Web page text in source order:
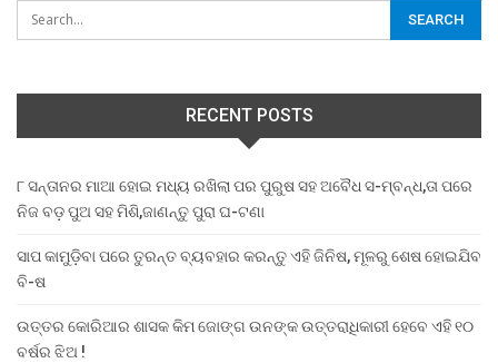
RECENT POSTS
୮ ସନ୍ତାନର ମାଆ ହୋଇ ମଧ୍ୟ ରଖିଲା ପର ପୁରୁଷ ସହ ଅବୈଧ ସ-ମ୍ବନ୍ଧ,ତା ପରେ
ନିଜ ବଡ଼ ପୁଅ ସହ ମିଶି,ଜାଣନ୍ତୁ ପୁରା ଘ-ଟଣା
ସାପ କାମୁଡ଼ିବା ପରେ ତୁରନ୍ତ ବ୍ୟବହାର କରନ୍ତୁ ଏହି ଜିନିଷ, ମୂଳରୁ ଶେଷ ହୋଇଯିବ
ବି-ଷ
ଉତ୍ତର କୋରିଆର ଶାସକ କିମ ଜୋଙ୍ଗ ଉନଙ୍କ ଉତ୍ତରାଧିକାରୀ ହେବେ ଏହି ୧୦
ବର୍ଷର ଝିଅ !